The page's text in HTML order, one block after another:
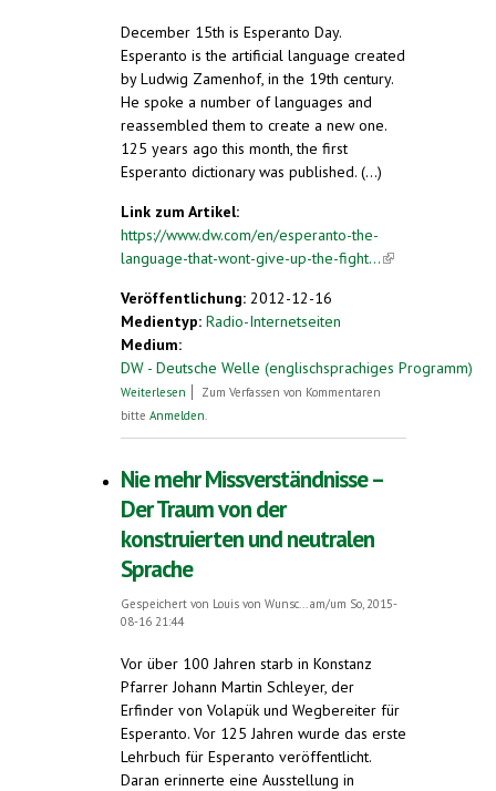
December 15th is Esperanto Day.
Esperanto is the artificial language created
by Ludwig Zamenhof, in the 19th century.
He spoke a number of languages and
reassembled them to create a new one.
125 years ago this month, the first
Esperanto dictionary was published. (...)
Link zum Artikel:
https://www.dw.com/en/esperanto-the-
language-that-wont-give-up-the-fight...(link is
Veröffentlichung: 2012-12-16
Medientyp: Radio-Internetseiten
Medium:
DW - Deutsche Welle (englischsprachiges Programm)
Weiterlesen über Esperanto, the language that won't
Zum Verfassen von Kommentaren
bitte Anmelden.
Nie mehr Missverständnisse –
Der Traum von der
konstruierten und neutralen
Sprache
Gespeichert von Louis von Wunsc...am/um So, 2015-
08-16 21:44
Vor über 100 Jahren starb in Konstanz
Pfarrer Johann Martin Schleyer, der
Erfinder von Volapük und Wegbereiter für
Esperanto. Vor 125 Jahren wurde das erste
Lehrbuch für Esperanto veröffentlicht.
Daran erinnerte eine Ausstellung in